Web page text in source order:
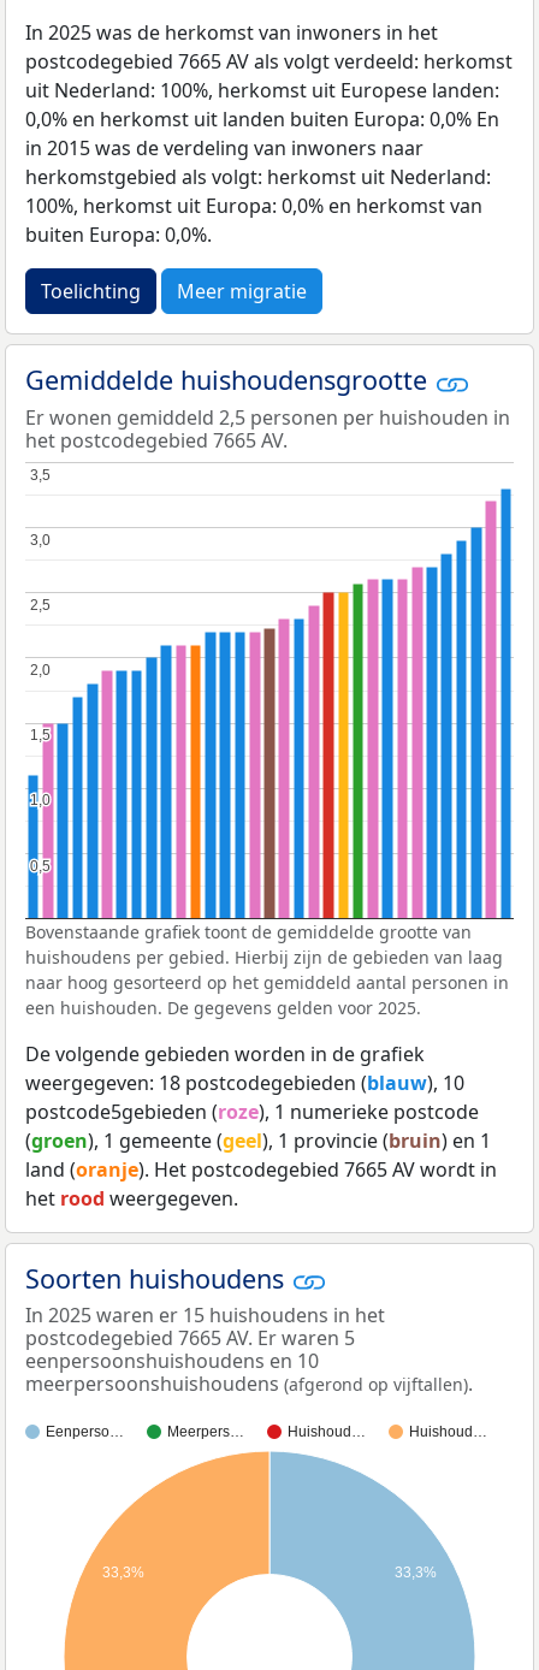
In 2025 was de herkomst van inwoners in het
postcodegebied 7665 AV als volgt verdeeld: herkomst
uit Nederland: 100%, herkomst uit Europese landen:
0,0% en herkomst uit landen buiten Europa: 0,0% En
in 2015 was de verdeling van inwoners naar
herkomstgebied als volgt: herkomst uit Nederland:
100%, herkomst uit Europa: 0,0% en herkomst van
buiten Europa: 0,0%.
Toelichting Meer migratie
Gemiddelde huishoudensgrootte
Er wonen gemiddeld 2,5 personen per huishouden in
het postcodegebied 7665 AV.
0,5
0,5
1,0
1,0
1,5
1,5
2,0
2,0
2,5
2,5
3,0
3,0
3,5
3,5
Bovenstaande grafiek toont de gemiddelde grootte van
huishoudens per gebied. Hierbij zijn de gebieden van laag
naar hoog gesorteerd op het gemiddeld aantal personen in
een huishouden. De gegevens gelden voor 2025.
De volgende gebieden worden in de grafiek
weergegeven: 18 postcodegebieden (blauw), 10
postcode5gebieden (roze), 1 numerieke postcode
(groen), 1 gemeente (geel), 1 provincie (bruin) en 1
land (oranje). Het postcodegebied 7665 AV wordt in
het rood weergegeven.
Soorten huishoudens
In 2025 waren er 15 huishoudens in het
postcodegebied 7665 AV. Er waren 5
eenpersoonshuishoudens en 10
meerpersoonshuishoudens (afgerond op vijftallen).
Eenperso… Meerpers… Huishoud… Huishoud…
33,3%
33,3%